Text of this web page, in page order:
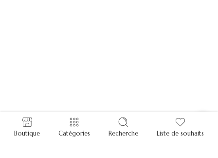
Boutique Catégories Recherche Liste de souhaits